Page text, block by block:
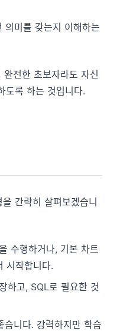
의미를 갖는지 이해하는
전한 초보자라도 자신
도록 하는 것입니다.
간략히 살펴보겠습니
수행하거나, 기본 차트
시작합니다.
하고, SQL로 필요한 것
니다. 강력하지만 학습